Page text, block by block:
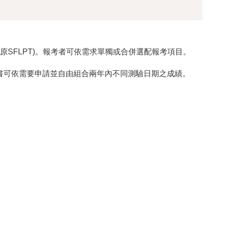
SFLPT)。報考者可依需求單獨或合併選配報考項目。
依需要申請並自由組合兩年內不同測驗日期之成績。